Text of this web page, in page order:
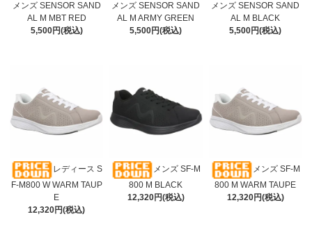
メンズ SENSOR SAND
AL M MBT RED
5,500円(税込)
メンズ SENSOR SAND
AL M ARMY GREEN
5,500円(税込)
メンズ SENSOR SAND
AL M BLACK
5,500円(税込)
レディース S
F-M800 W WARM TAUP
E
12,320円(税込)
メンズ SF-M
800 M BLACK
12,320円(税込)
メンズ SF-M
800 M WARM TAUPE
12,320円(税込)